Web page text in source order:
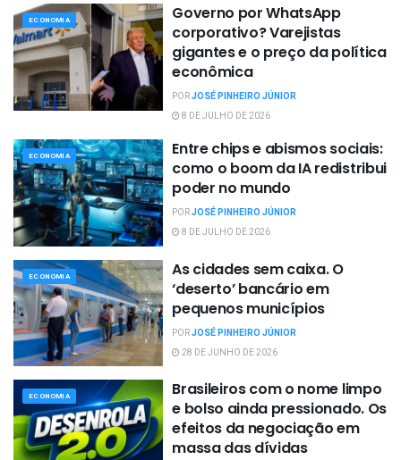
ECONOMIA
Governo por WhatsApp
corporativo? Varejistas
gigantes e o preço da política
econômica
PORJOSÉ PINHEIRO JÚNIOR
8 DE JULHO DE 2026
ECONOMIA
Entre chips e abismos sociais:
como o boom da IA redistribui
poder no mundo
PORJOSÉ PINHEIRO JÚNIOR
8 DE JULHO DE 2026
ECONOMIA
As cidades sem caixa. O
‘deserto’ bancário em
pequenos municípios
PORJOSÉ PINHEIRO JÚNIOR
28 DE JUNHO DE 2026
ECONOMIA
Brasileiros com o nome limpo
e bolso ainda pressionado. Os
efeitos da negociação em
massa das dívidas